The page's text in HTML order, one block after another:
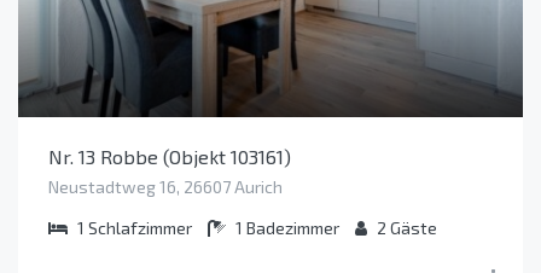
Nr. 13 Robbe (Objekt 103161)
Neustadtweg 16, 26607 Aurich
1 Schlafzimmer 1 Badezimmer 2 Gäste